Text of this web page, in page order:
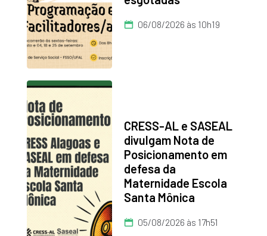
06/08/2026 às 10h19
CRESS-AL e SASEAL
divulgam Nota de
Posicionamento em
defesa da
Maternidade Escola
Santa Mônica
05/08/2026 às 17h51